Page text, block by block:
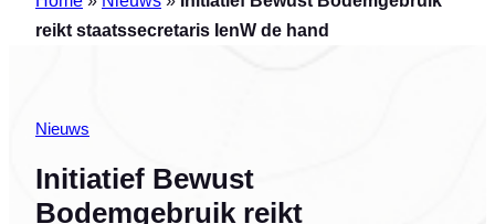
reikt staatssecretaris IenW de hand
Nieuws
Initiatief Bewust
Bodemgebruik reikt